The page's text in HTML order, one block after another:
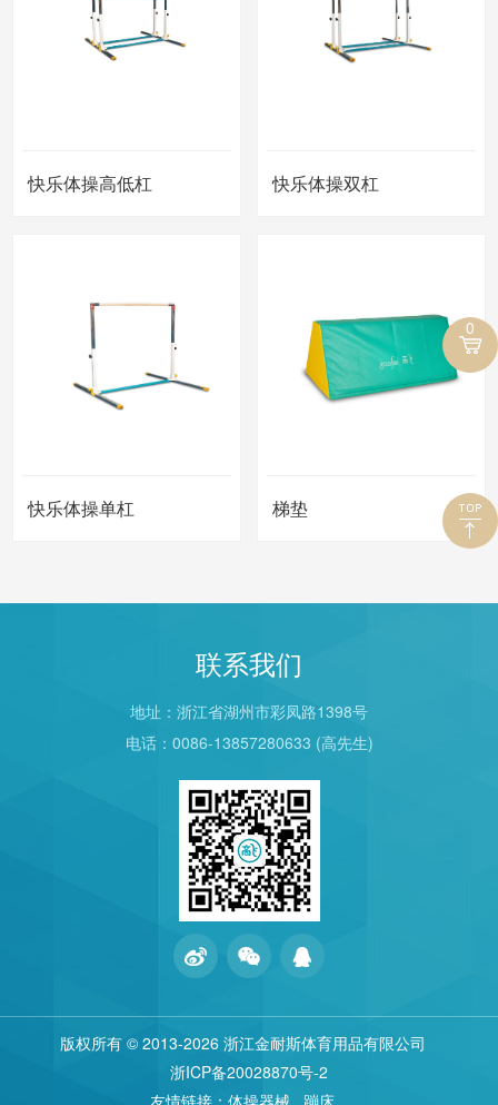
0
快乐体操高低杠 快乐体操双杠
快乐体操单杠 梯垫
联系我们
地址：浙江省湖州市彩凤路1398号
电话：0086-13857280633 (高先生)
版权所有 © 2013-2026 浙江金耐斯体育用品有限公司
浙ICP备20028870号-2
友情链接： 体操器械 蹦床